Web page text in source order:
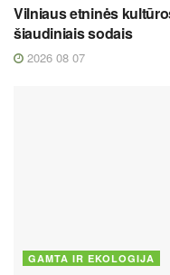
Vilniaus etninės
šiaudiniais sodais
2026 08 07
GAMTA IR EKOLOGIJA